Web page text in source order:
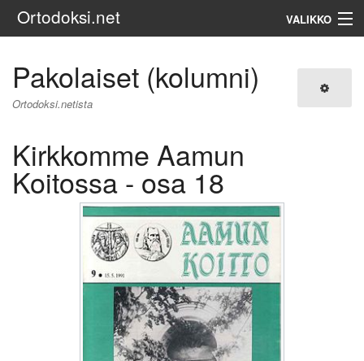
Ortodoksi.net VALIKKO
Pakolaiset (kolumni)
Ortodoksi.netista
Kirkkomme Aamun
Koitossa - osa 18